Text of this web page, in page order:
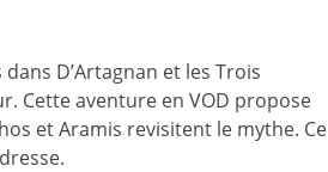
D’Artagnan et les Trois
Cette aventure en VOD propose
et Aramis revisitent le mythe. Ce